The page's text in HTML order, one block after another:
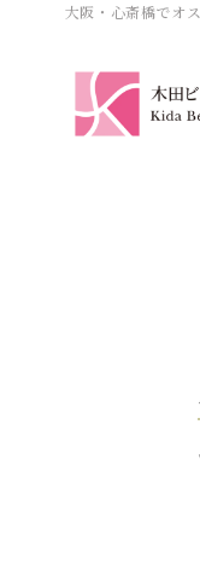
大阪・心斎橋でオ